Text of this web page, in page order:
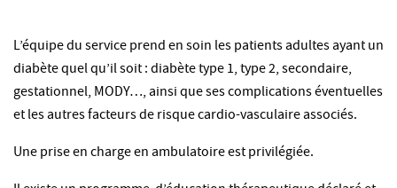
L’équipe du service prend en soin les patients adultes ayant un
diabète quel qu’il soit : diabète type 1, type 2, secondaire,
gestationnel, MODY…, ainsi que ses complications éventuelles
et les autres facteurs de risque cardio-vasculaire associés.
Une prise en charge en ambulatoire est privilégiée.